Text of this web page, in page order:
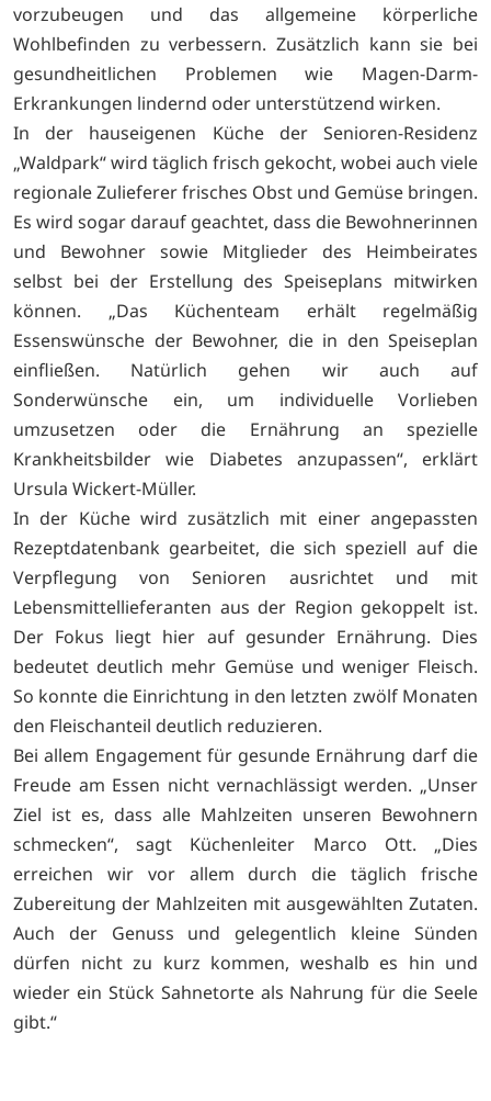
vorzubeugen und das allgemeine körperliche
Wohlbefinden zu verbessern. Zusätzlich kann sie bei
gesundheitlichen Problemen wie Magen-Darm-
Erkrankungen lindernd oder unterstützend wirken.
In der hauseigenen Küche der Senioren-Residenz
„Waldpark“ wird täglich frisch gekocht, wobei auch viele
regionale Zulieferer frisches Obst und Gemüse bringen.
Es wird sogar darauf geachtet, dass die Bewohnerinnen
und Bewohner sowie Mitglieder des Heimbeirates
selbst bei der Erstellung des Speiseplans mitwirken
können. „Das Küchenteam erhält regelmäßig
Essenswünsche der Bewohner, die in den Speiseplan
einfließen. Natürlich gehen wir auch auf
Sonderwünsche ein, um individuelle Vorlieben
umzusetzen oder die Ernährung an spezielle
Krankheitsbilder wie Diabetes anzupassen“, erklärt
Ursula Wickert-Müller.
In der Küche wird zusätzlich mit einer angepassten
Rezeptdatenbank gearbeitet, die sich speziell auf die
Verpflegung von Senioren ausrichtet und mit
Lebensmittellieferanten aus der Region gekoppelt ist.
Der Fokus liegt hier auf gesunder Ernährung. Dies
bedeutet deutlich mehr Gemüse und weniger Fleisch.
So konnte die Einrichtung in den letzten zwölf Monaten
den Fleischanteil deutlich reduzieren.
Bei allem Engagement für gesunde Ernährung darf die
Freude am Essen nicht vernachlässigt werden. „Unser
Ziel ist es, dass alle Mahlzeiten unseren Bewohnern
schmecken“, sagt Küchenleiter Marco Ott. „Dies
erreichen wir vor allem durch die täglich frische
Zubereitung der Mahlzeiten mit ausgewählten Zutaten.
Auch der Genuss und gelegentlich kleine Sünden
dürfen nicht zu kurz kommen, weshalb es hin und
wieder ein Stück Sahnetorte als Nahrung für die Seele
gibt.“